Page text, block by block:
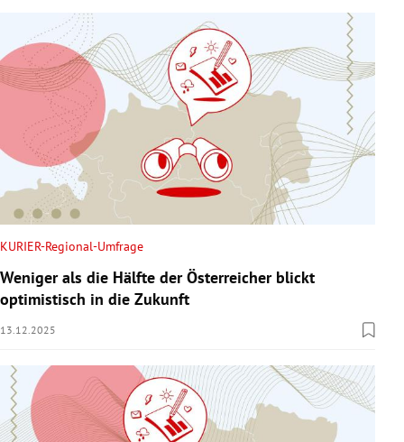
KURIER-Regional-Umfrage
Weniger als die Hälfte der Österreicher blickt
optimistisch in die Zukunft
13.12.2025